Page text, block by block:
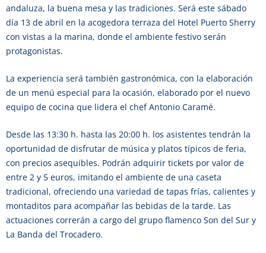
andaluza, la buena mesa y las tradiciones. Será este sábado
día 13 de abril en la acogedora terraza del Hotel Puerto Sherry
con vistas a la marina, donde el ambiente festivo serán
protagonistas.
La experiencia será también gastronómica, con la elaboración
de un menú especial para la ocasión, elaborado por el nuevo
equipo de cocina que lidera el chef Antonio Caramé.
Desde las 13:30 h. hasta las 20:00 h. los asistentes tendrán la
oportunidad de disfrutar de música y platos típicos de feria,
con precios asequibles. Podrán adquirir tickets por valor de
entre 2 y 5 euros, imitando el ambiente de una caseta
tradicional, ofreciendo una variedad de tapas frías, calientes y
montaditos para acompañar las bebidas de la tarde. Las
actuaciones correrán a cargo del grupo flamenco Son del Sur y
La Banda del Trocadero.